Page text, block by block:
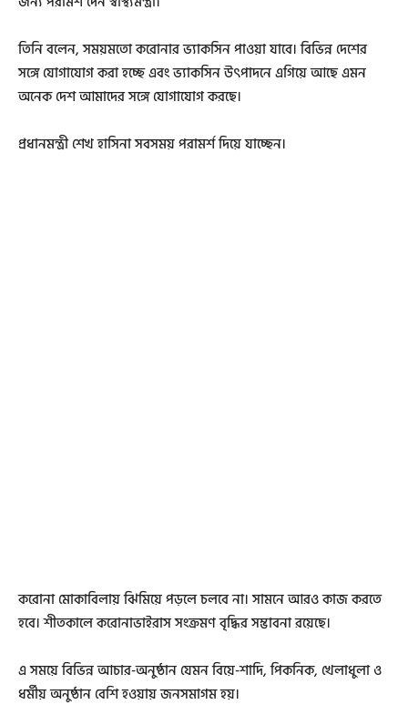
তিনি বলেন, সময়মতো করোনার ভ্যাকসিন পাওয়া যাবে। বিভিন্ন দেশের
সঙ্গে যোগাযোগ করা হচ্ছে এবং ভ্যাকসিন উৎপাদনে এগিয়ে আছে এমন
অনেক দেশ আমাদের সঙ্গে যোগাযোগ করছে।
প্রধানমন্ত্রী শেখ হাসিনা সবসময় পরামর্শ দিয়ে যাচ্ছেন।
করোনা মোকাবিলায় ঝিমিয়ে পড়লে চলবে না। সামনে আরও কাজ করতে
হবে। শীতকালে করোনাভাইরাস সংক্রমণ বৃদ্ধির সম্ভাবনা রয়েছে।
এ সময়ে বিভিন্ন আচার-অনুষ্ঠান যেমন বিয়ে-শাদি, পিকনিক, খেলাধুলা ও
ধর্মীয় অনুষ্ঠান বেশি হওয়ায় জনসমাগম হয়।